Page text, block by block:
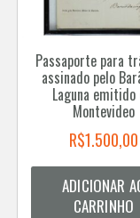
Passaporte para
assinado pelo
Laguna emitido
Montevideo
R$1.500,00
ADICIONAR
CARRINHO